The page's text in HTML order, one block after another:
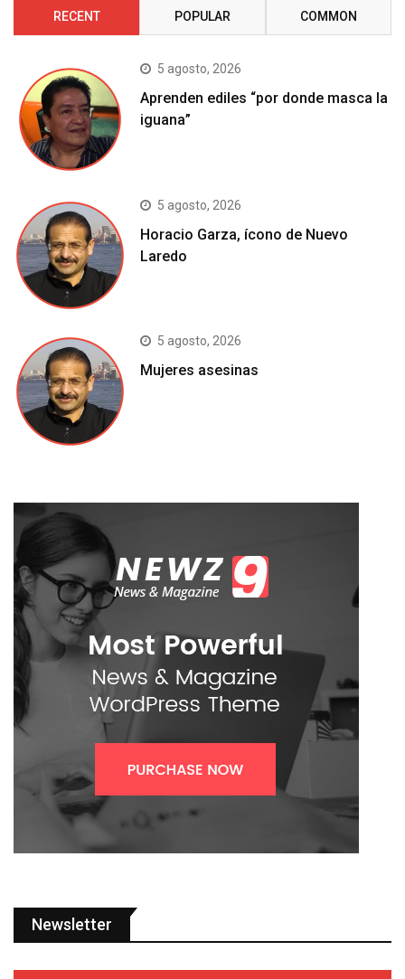
RECENT POPULAR COMMON
5 agosto, 2026
Aprenden ediles “por donde masca la
iguana”
5 agosto, 2026
Horacio Garza, ícono de Nuevo
Laredo
5 agosto, 2026
Mujeres asesinas
Newsletter